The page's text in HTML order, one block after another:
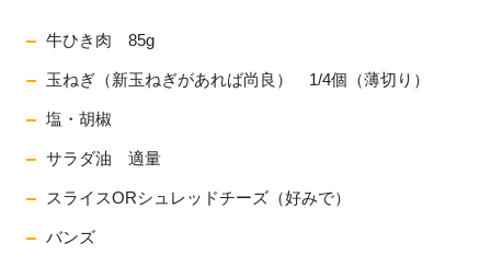
牛ひき肉 85g
玉ねぎ（新玉ねぎがあれば尚良） 1/4個（薄切り）
塩・胡椒
サラダ油 適量
スライスORシュレッドチーズ（好みで）
バンズ